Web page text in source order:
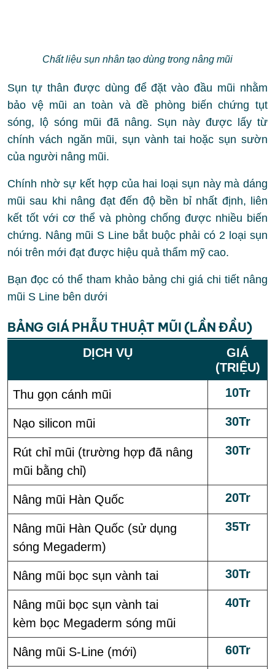
Chất liệu sụn nhân tạo dùng trong nâng mũi
Sụn tự thân được dùng để đặt vào đầu mũi nhằm
bảo vệ mũi an toàn và đề phòng biến chứng tụt
sóng, lộ sóng mũi đã nâng. Sụn này được lấy từ
chính vách ngăn mũi, sụn vành tai hoặc sụn sườn
của người nâng mũi.
Chính nhờ sự kết hợp của hai loại sụn này mà dáng
mũi sau khi nâng đạt đến độ bền bỉ nhất định, liên
kết tốt với cơ thể và phòng chống được nhiều biến
chứng. Nâng mũi S Line bắt buộc phải có 2 loại sụn
nói trên mới đạt được hiệu quả thẩm mỹ cao.
Bạn đọc có thể tham khảo bảng chi giá chi tiết nâng
mũi S Line bên dưới
BẢNG GIÁ PHẪU THUẬT MŨI (LẦN ĐẦU)
DỊCH VỤ
GIÁ
(TRIỆU)
Thu gọn cánh mũi
10Tr
Nạo silicon mũi 30Tr
Rút chỉ mũi (trường hợp đã nâng
mũi bằng chỉ)
30Tr
Nâng mũi Hàn Quốc 20Tr
Nâng mũi Hàn Quốc (sử dụng
sóng Megaderm)
35Tr
Nâng mũi bọc sụn vành tai 30Tr
Nâng mũi bọc sụn vành tai
kèm bọc Megaderm sóng mũi
40Tr
Nâng mũi S-Line (mới) 60Tr